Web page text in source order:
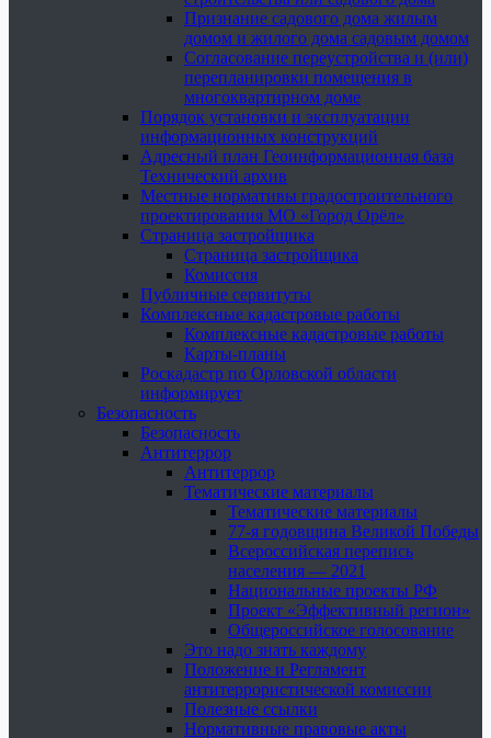
Признание садового дома жилым
домом и жилого дома садовым домом
Согласование переустройства и (или)
перепланировки помещения в
многоквартирном доме
Порядок установки и эксплуатации
информационных конструкций
Адресный план Геоинформационная база
Технический архив
Местные нормативы градостроительного
проектирования МО «Город Орёл»
Страница застройщика
Страница застройщика
Комиссия
Публичные сервитуты
Комплексные кадастровые работы
Комплексные кадастровые работы
Карты-планы
Роскадастр по Орловской области
информирует
Безопасность
Безопасность
Антитеррор
Антитеррор
Тематические материалы
Тематические материалы
77-я годовщина Великой Победы
Всероссийская перепись
населения — 2021
Национальные проекты РФ
Проект «Эффективный регион»
Общероссийское голосование
Это надо знать каждому
Положение и Регламент
антитеррористической комиссии
Полезные ссылки
Нормативные правовые акты